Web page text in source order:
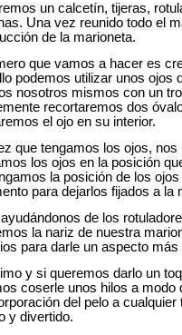
un calcetín, tijeras,
Una vez reunido todo el
de la marioneta.
que vamos a hacer es
podemos utilizar unos ojos
nosotros mismos con un
recortaremos dos
el ojo en su interior.
que tengamos los ojos,
los ojos en la posición
la posición de los
para dejarlos fijados a la
de los
la nariz de nuestra
para darle un aspecto más
y si queremos darlo un
coserle unos hilos a modo
del pelo a
y divertido.